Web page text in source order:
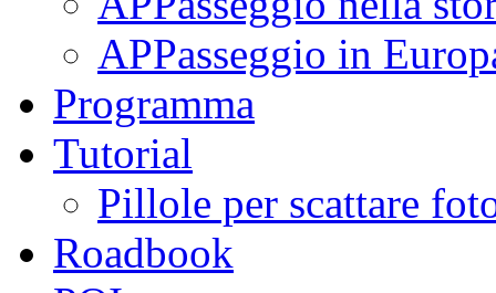
APPasseggio in
Programma
Tutorial
Pillole per scattare
Roadbook